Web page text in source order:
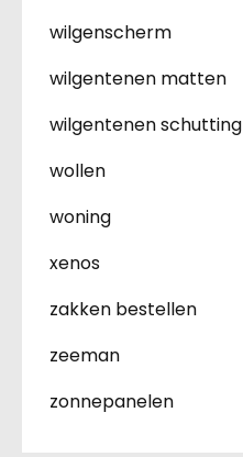
wilgenscherm
wilgentenen matten
wilgentenen schutting
wollen
woning
xenos
zakken bestellen
zeeman
zonnepanelen